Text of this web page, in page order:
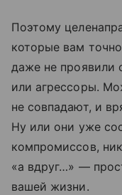
Поэтому
которые вам
даже не проявили
или агрессоры.
не совпадают, и
Ну или они уже
компромиссов,
«а вдруг…» —
вашей жизни.